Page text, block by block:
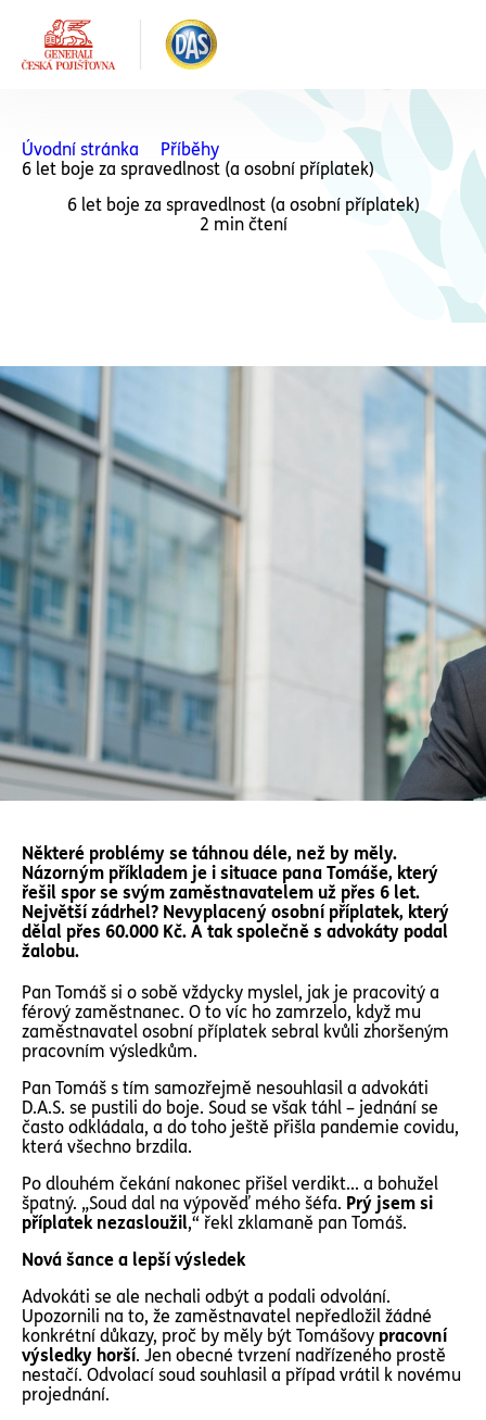
Úvodní stránka
Příběhy
6 let boje za spravedlnost (a osobní příplatek)
6 let boje za spravedlnost (a osobní příplatek)
2 min čtení
Některé problémy se táhnou déle, než by měly.
Názorným příkladem je i situace pana Tomáše, který
řešil spor se svým zaměstnavatelem už přes 6 let.
Největší zádrhel? Nevyplacený osobní příplatek, který
dělal přes 60.000 Kč. A tak společně s advokáty podal
žalobu.
Pan Tomáš si o sobě vždycky myslel, jak je pracovitý a
férový zaměstnanec. O to víc ho zamrzelo, když mu
zaměstnavatel osobní příplatek sebral kvůli zhoršeným
pracovním výsledkům.
Pan Tomáš s tím samozřejmě nesouhlasil a advokáti
D.A.S. se pustili do boje. Soud se však táhl – jednání se
často odkládala, a do toho ještě přišla pandemie covidu,
která všechno brzdila.
Po dlouhém čekání nakonec přišel verdikt... a bohužel
špatný. „Soud dal na výpověď mého šéfa. Prý jsem si
příplatek nezasloužil,“ řekl zklamaně pan Tomáš.
Nová šance a lepší výsledek
Advokáti se ale nechali odbýt a podali odvolání.
Upozornili na to, že zaměstnavatel nepředložil žádné
konkrétní důkazy, proč by měly být Tomášovy pracovní
výsledky horší. Jen obecné tvrzení nadřízeného prostě
nestačí. Odvolací soud souhlasil a případ vrátil k novému
projednání.